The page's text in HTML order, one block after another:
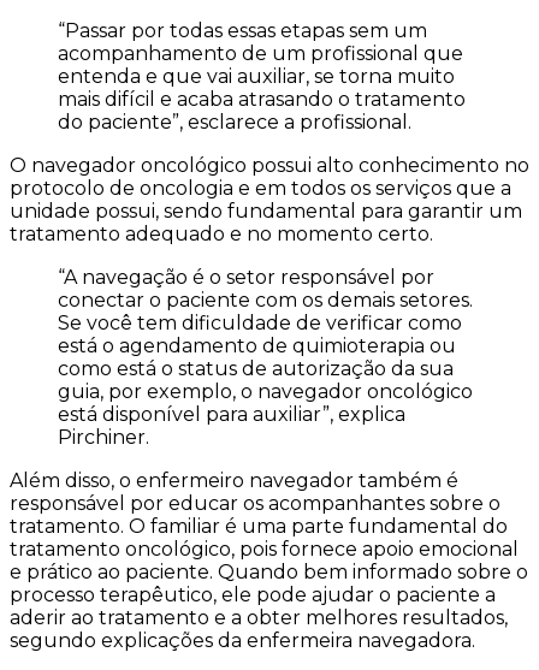
“Passar por todas essas etapas sem um
acompanhamento de um profissional que
entenda e que vai auxiliar, se torna muito
mais difícil e acaba atrasando o tratamento
do paciente”, esclarece a profissional.
O navegador oncológico possui alto conhecimento no
protocolo de oncologia e em todos os serviços que a
unidade possui, sendo fundamental para garantir um
tratamento adequado e no momento certo.
“A navegação é o setor responsável por
conectar o paciente com os demais setores.
Se você tem dificuldade de verificar como
está o agendamento de quimioterapia ou
como está o status de autorização da sua
guia, por exemplo, o navegador oncológico
está disponível para auxiliar”, explica
Pirchiner.
Além disso, o enfermeiro navegador também é
responsável por educar os acompanhantes sobre o
tratamento. O familiar é uma parte fundamental do
tratamento oncológico, pois fornece apoio emocional
e prático ao paciente. Quando bem informado sobre o
processo terapêutico, ele pode ajudar o paciente a
aderir ao tratamento e a obter melhores resultados,
segundo explicações da enfermeira navegadora.